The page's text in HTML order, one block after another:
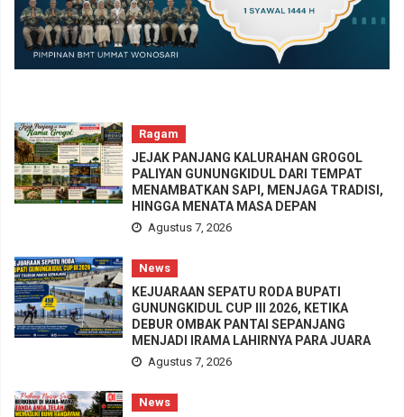
Ragam
JEJAK PANJANG KALURAHAN GROGOL
PALIYAN GUNUNGKIDUL DARI TEMPAT
MENAMBATKAN SAPI, MENJAGA TRADISI,
HINGGA MENATA MASA DEPAN
Agustus 7, 2026
News
KEJUARAAN SEPATU RODA BUPATI
GUNUNGKIDUL CUP III 2026, KETIKA
DEBUR OMBAK PANTAI SEPANJANG
MENJADI IRAMA LAHIRNYA PARA JUARA
Agustus 7, 2026
News